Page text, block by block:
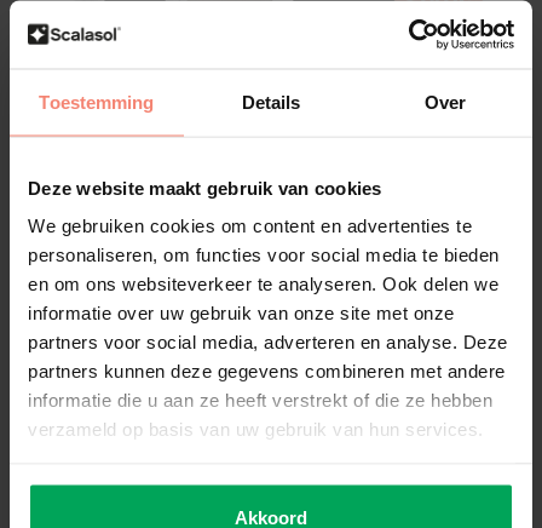
Toestemming Details Over
Deze website maakt gebruik van cookies
We gebruiken cookies om content en advertenties te
personaliseren, om functies voor social media te bieden
en om ons websiteverkeer te analyseren. Ook delen we
informatie over uw gebruik van onze site met onze
partners voor social media, adverteren en analyse. Deze
partners kunnen deze gegevens combineren met andere
informatie die u aan ze heeft verstrekt of die ze hebben
verzameld op basis van uw gebruik van hun services.
Akkoord
Scalasol®
Schwarz | Pro Rolle
Eigene Bewertung erstellen
Blockiert 100% (Tages-) Licht
Innen Schwarz / Außen Schwarz
Statisch (keine klebrige Schicht) / Wiederverwendbar
Große: *